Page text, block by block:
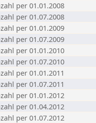
per 01.01.2008
per 01.07.2008
per 01.01.2009
per 01.07.2009
per 01.01.2010
per 01.07.2010
per 01.01.2011
per 01.07.2011
per 01.01.2012
per 01.04.2012
per 01.07.2012